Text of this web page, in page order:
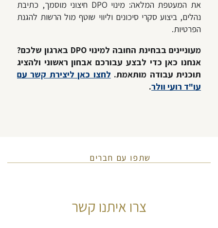
את המעטפת המלאה: מינוי DPO חיצוני מוסמך, כתיבת
נהלים, ביצוע סקרי סיכונים וליווי שוטף מול הרשות להגנת
הפרטיות.
מעוניינים בבחינת החובה למינוי DPO בארגון שלכם?
אנחנו כאן כדי לבצע עבורכם אבחון ראשוני ולהציג
תוכנית עבודה מותאמת. לחצו כאן ליצירת קשר עם
עו"ד רועי וולר.
שתפו עם חברים
צרו איתנו קשר